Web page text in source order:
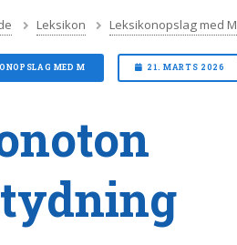
Leksikon Leksikonopslag med M
MED M 21. MARTS 2026